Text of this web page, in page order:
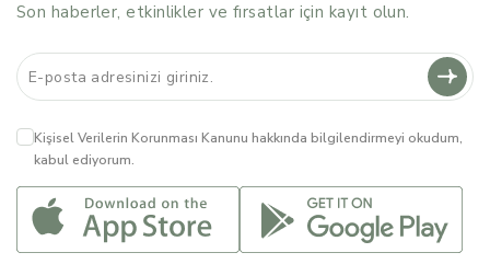
Son haberler, etkinlikler ve fırsatlar için kayıt olun.
Kişisel Verilerin Korunması Kanunu hakkında bilgilendirmeyi okudum,
kabul ediyorum.